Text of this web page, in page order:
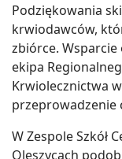
Podziękowania
krwiodawców,
zbiórce. Wsparcie
ekipa
Krwiolecznictwa
przeprowadzenie
W Zespole Szkół
Oleszycach